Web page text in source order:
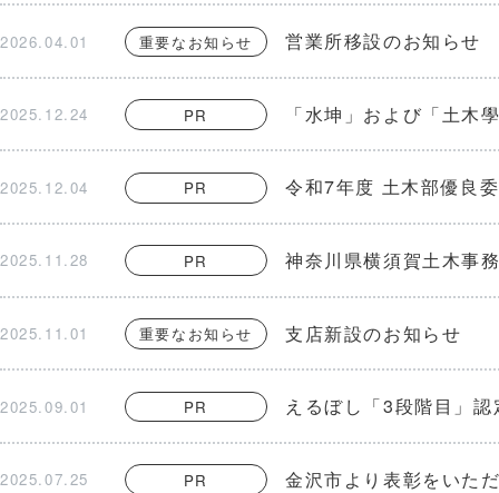
2026.04.01 重要なお知らせ 営業所移設のお知らせ
2025.12.24 PR 「水坤」および「土木
2025.12.04 PR 令和7年度 土木部優良
2025.11.28 PR 神奈川県横須賀土木事
2025.11.01 重要なお知らせ 支店新設のお知らせ
2025.09.01 PR えるぼし「3段階目」
2025.07.25 PR 金沢市より表彰をいた